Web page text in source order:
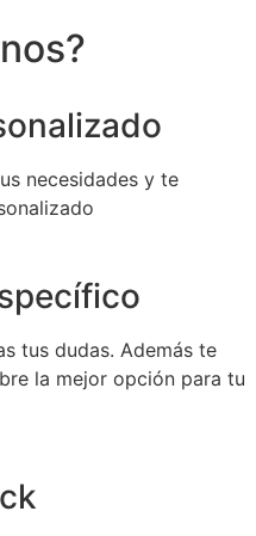
necesidades y te
tus dudas. Además te
la mejor opción para tu